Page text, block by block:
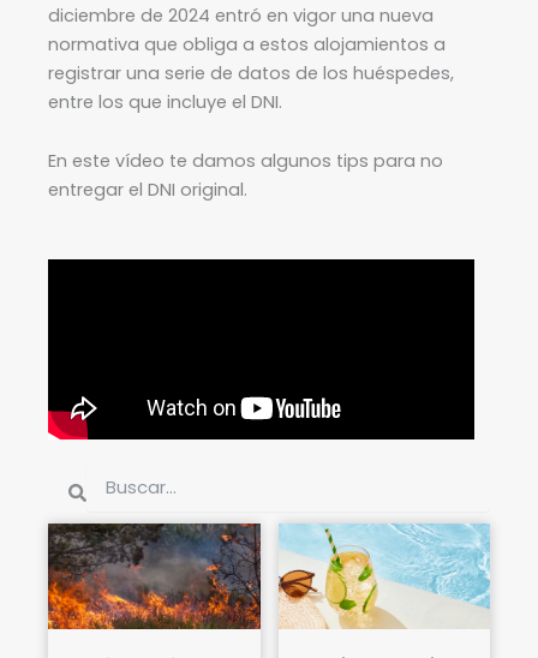
diciembre de 2024 entró en vigor una nueva
normativa que obliga a estos alojamientos a
registrar una serie de datos de los huéspedes,
entre los que incluye el DNI.
En este vídeo te damos algunos tips para no
entregar el DNI original.
Buscar